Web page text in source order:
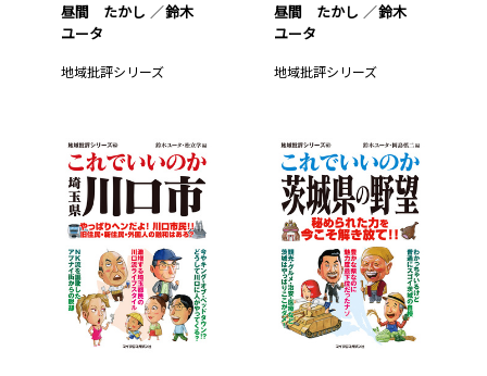
昼間 たかし
鈴木
ユータ
地域批評シリーズ
昼間 たかし
鈴木
ユータ
地域批評シリーズ